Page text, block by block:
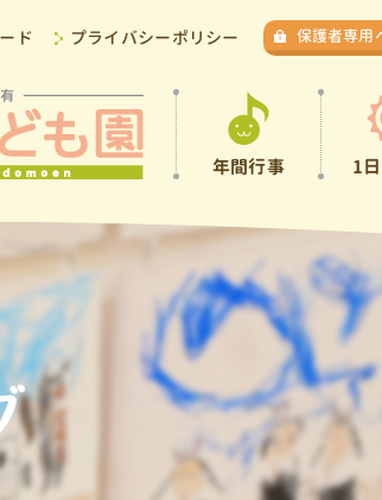
ド プライバシーポリシー 保護者専用
年間行事 1